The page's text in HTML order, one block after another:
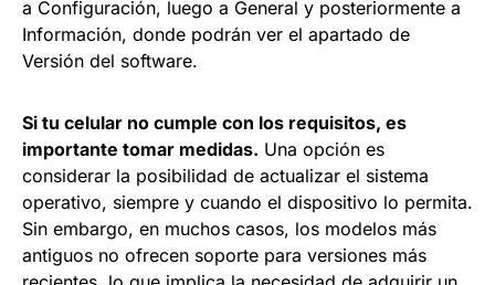
a Configuración, luego a General y posteriormente a
Información, donde podrán ver el apartado de
Versión del software.
Si tu celular no cumple con los requisitos, es
importante tomar medidas. Una opción es
considerar la posibilidad de actualizar el sistema
operativo, siempre y cuando el dispositivo lo permita.
Sin embargo, en muchos casos, los modelos más
antiguos no ofrecen soporte para versiones más